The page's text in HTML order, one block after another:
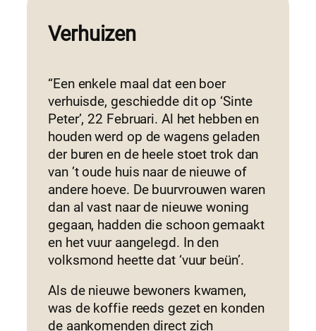
Verhuizen
“Een enkele maal dat een boer
verhuisde, geschiedde dit op ‘Sinte
Peter’, 22 Februari. Al het hebben en
houden werd op de wagens geladen
der buren en de heele stoet trok dan
van ’t oude huis naar de nieuwe of
andere hoeve. De buurvrouwen waren
dan al vast naar de nieuwe woning
gegaan, hadden die schoon gemaakt
en het vuur aangelegd. In den
volksmond heette dat ‘vuur beün’.
Als de nieuwe bewoners kwamen,
was de koffie reeds gezet en konden
de aankomenden direct zich